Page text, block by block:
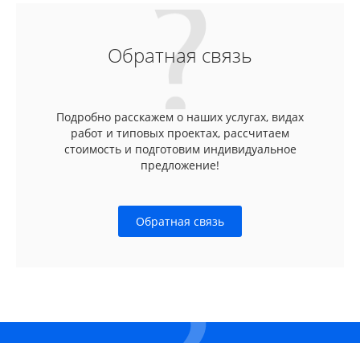
Обратная связь
Подробно расскажем о наших услугах, видах
работ и типовых проектах, рассчитаем
стоимость и подготовим индивидуальное
предложение!
Обратная связь